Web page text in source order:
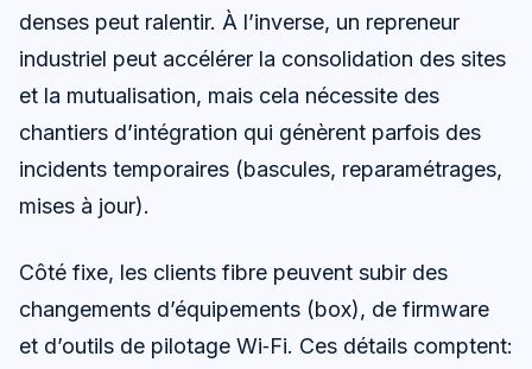
denses peut ralentir. À l’inverse, un repreneur
industriel peut accélérer la consolidation des sites
et la mutualisation, mais cela nécessite des
chantiers d’intégration qui génèrent parfois des
incidents temporaires (bascules, reparamétrages,
mises à jour).
Côté fixe, les clients fibre peuvent subir des
changements d’équipements (box), de firmware
et d’outils de pilotage Wi‑Fi. Ces détails comptent: